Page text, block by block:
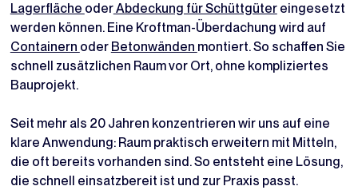
Lagerfläche oderAbdeckung für Schüttgütereingesetzt
werden können. Eine Kroftman-Überdachung wird auf
Containern oder Betonwänden montiert. So schaffen Sie
schnell zusätzlichen Raum vor Ort, ohne kompliziertes
Bauprojekt.
Seit mehr als 20 Jahren konzentrieren wir uns auf eine
klare Anwendung: Raum praktisch erweitern mit Mitteln,
die oft bereits vorhanden sind. So entsteht eine Lösung,
die schnell einsatzbereit ist und zur Praxis passt.